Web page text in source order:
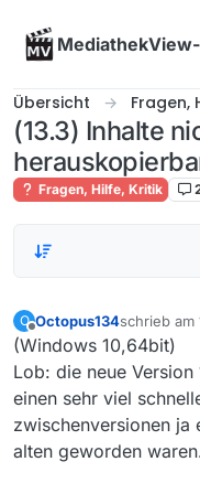
Übersicht Fragen,
(13.3) Inhalte
Fragen, Hilfe, Kritik
O
Offline
Octopus134schrieb am
zuletzt
(Windows 10,64bit)
Lob: die neue
einen sehr viel
zwischenversionen ja
alten geworden